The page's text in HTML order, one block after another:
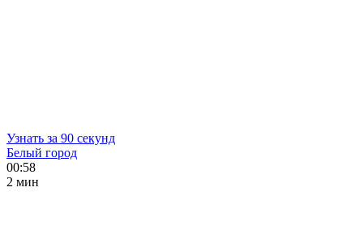
Узнать за 90 секунд
Белый город
00:58
2 мин